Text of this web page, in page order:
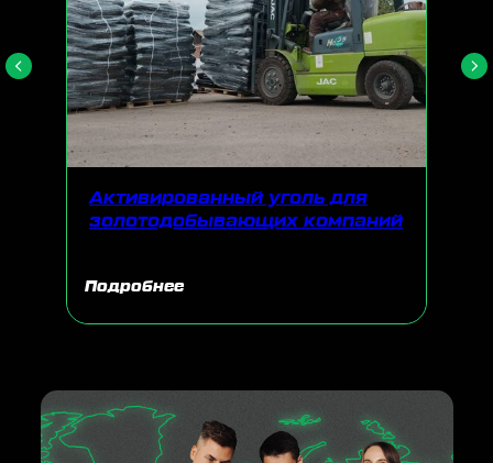
Активированный уголь для
золотодобывающих компаний
Подробнее